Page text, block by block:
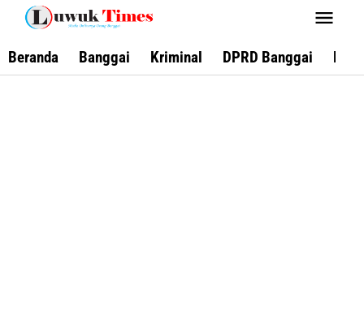
Lewati
konten
Beranda Banggai Kriminal DPRD Banggai